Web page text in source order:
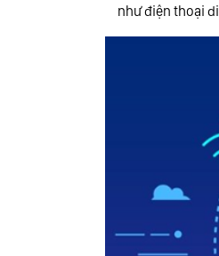
như điện thoại